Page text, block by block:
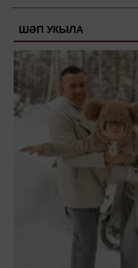
артисты Ринат
боерыкка кул куйды.
ШӘП УКЫЛА